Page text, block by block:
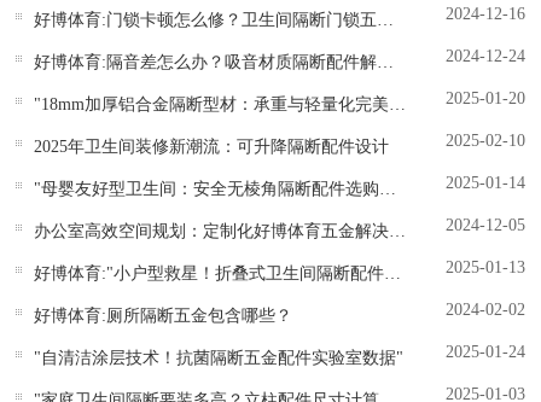
2024-12-16
2024-12-24
2025-01-20
2025年卫生间装修新潮流：可升降隔断配件设计 2025-02-10
2025-01-14
2024-12-05
2025-01-13
好博体育:厕所隔断五金包含哪些？ 2024-02-02
"自清洁涂层技术！抗菌隔断五金配件实验室数据" 2025-01-24
2025-01-03